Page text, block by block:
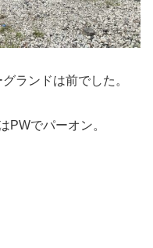
ランドは前でした。
PWでパーオン。